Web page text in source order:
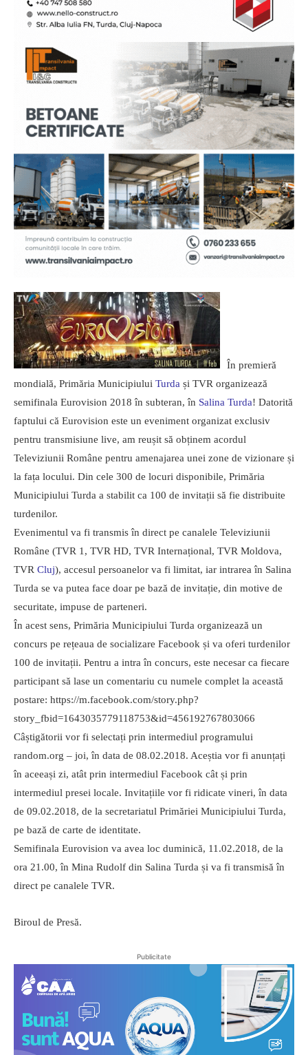
În premieră
mondială, Primăria Municipiului Turda și TVR organizează
semifinala Eurovision 2018 în subteran, în Salina Turda! Datorită
faptului că Eurovision este un eveniment organizat exclusiv
pentru transmisiune live, am reușit să obținem acordul
Televiziunii Române pentru amenajarea unei zone de vizionare și
la fața locului. Din cele 300 de locuri disponibile, Primăria
Municipiului Turda a stabilit ca 100 de invitații să fie distribuite
turdenilor.
Evenimentul va fi transmis în direct pe canalele Televiziunii
Române (TVR 1, TVR HD, TVR Internațional, TVR Moldova,
TVR Cluj), accesul persoanelor va fi limitat, iar intrarea în Salina
Turda se va putea face doar pe bază de invitație, din motive de
securitate, impuse de parteneri.
În acest sens, Primăria Municipiului Turda organizează un
concurs pe rețeaua de socializare Facebook și va oferi turdenilor
100 de invitații. Pentru a intra în concurs, este necesar ca fiecare
participant să lase un comentariu cu numele complet la această
postare: https://m.facebook.com/story.php?
story_fbid=1643035779118753&id=456192767803066
Câștigătorii vor fi selectați prin intermediul programului
random.org – joi, în data de 08.02.2018. Aceștia vor fi anunțați
în aceeași zi, atât prin intermediul Facebook cât și prin
intermediul presei locale. Invitațiile vor fi ridicate vineri, în data
de 09.02.2018, de la secretariatul Primăriei Municipiului Turda,
pe bază de carte de identitate.
Semifinala Eurovision va avea loc duminică, 11.02.2018, de la
ora 21.00, în Mina Rudolf din Salina Turda și va fi transmisă în
direct pe canalele TVR.
Biroul de Presă.
Publicitate